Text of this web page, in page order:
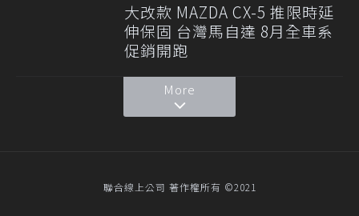
大改款 MAZDA CX-5 推限時延
伸保固 台灣馬自達 8月全車系
促銷開跑
More
聯合線上公司 著作權所有 ©2021